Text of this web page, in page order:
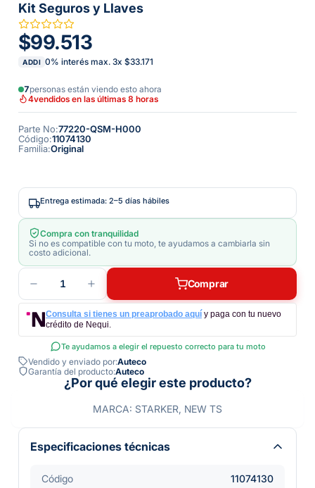
Kit Seguros y Llaves
$99.513
ADDI 0% interés max. 3x $33.171
7personas están viendo esto ahora
4vendidos en las últimas 8 horas
Parte No:77220-QSM-H000
Código:11074130
Familia:Original
Entrega estimada: 2–5 días hábiles
Compra con tranquilidad
Si no es compatible con tu moto, te ayudamos a cambiarla sin
costo adicional.
1 Comprar
Consulta si tienes un preaprobado aquí y paga con tu nuevo
crédito de Nequi.
Te ayudamos a elegir el repuesto correcto para tu moto
Vendido y enviado por:Auteco
Garantía del producto:Auteco
¿Por qué elegir este producto?
MARCA: STARKER, NEW TS
Especificaciones técnicas
Código 11074130